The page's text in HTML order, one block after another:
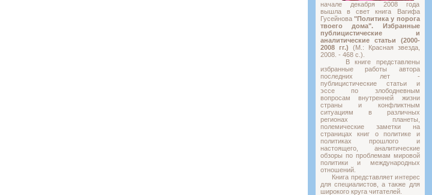
начале декабря 2008 года
вышла в свет книга Вагифа
Гусейнова "Политика у порога
твоего дома". Избранные
публицистические и
аналитические статьи (2000-
2008 гг.) (М.: Красная звезда,
2008. - 468 с.).
В книге представлены
избранные работы автора
последних лет -
публицистические статьи и
эссе по злободневным
вопросам внутренней жизни
страны и конфликтным
ситуациям в различных
регионах планеты,
полемические заметки на
страницах книг о политике и
политиках прошлого и
настоящего, аналитические
обзоры по проблемам мировой
политики и международных
отношений.
Книга представляет интерес
для специалистов, а также для
широкого круга читателей.